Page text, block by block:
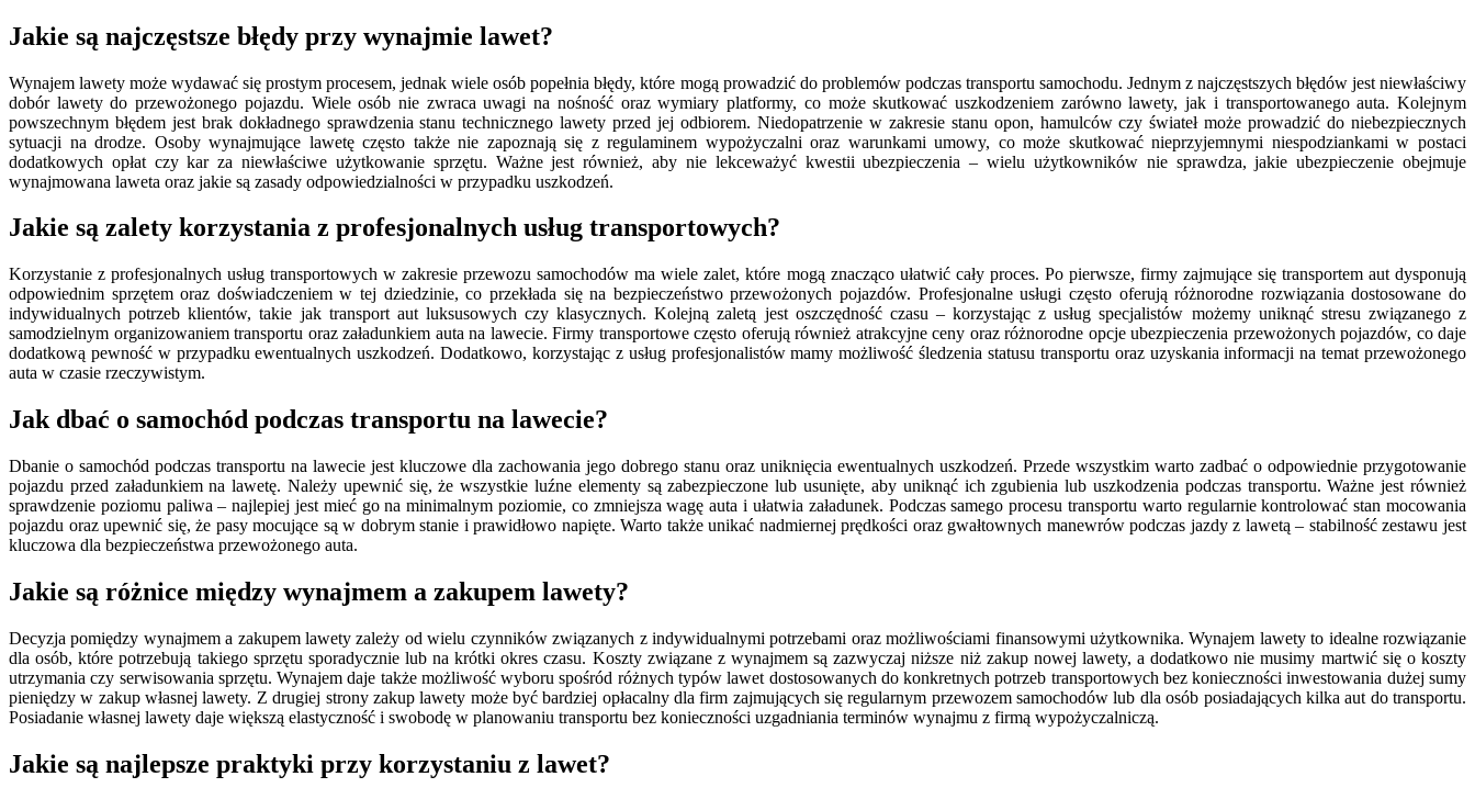
Jakie są najczęstsze błędy przy wynajmie lawet?
Wynajem lawety może wydawać się prostym procesem, jednak wiele osób popełnia błędy, które mogą prowadzić do problemów podczas transportu samochodu. Jednym z najczęstszych błędów jest niewłaściwy
dobór lawety do przewożonego pojazdu. Wiele osób nie zwraca uwagi na nośność oraz wymiary platformy, co może skutkować uszkodzeniem zarówno lawety, jak i transportowanego auta. Kolejnym
powszechnym błędem jest brak dokładnego sprawdzenia stanu technicznego lawety przed jej odbiorem. Niedopatrzenie w zakresie stanu opon, hamulców czy świateł może prowadzić do niebezpiecznych
sytuacji na drodze. Osoby wynajmujące lawetę często także nie zapoznają się z regulaminem wypożyczalni oraz warunkami umowy, co może skutkować nieprzyjemnymi niespodziankami w postaci
dodatkowych opłat czy kar za niewłaściwe użytkowanie sprzętu. Ważne jest również, aby nie lekceważyć kwestii ubezpieczenia – wielu użytkowników nie sprawdza, jakie ubezpieczenie obejmuje
wynajmowana laweta oraz jakie są zasady odpowiedzialności w przypadku uszkodzeń.
Jakie są zalety korzystania z profesjonalnych usług transportowych?
Korzystanie z profesjonalnych usług transportowych w zakresie przewozu samochodów ma wiele zalet, które mogą znacząco ułatwić cały proces. Po pierwsze, firmy zajmujące się transportem aut dysponują
odpowiednim sprzętem oraz doświadczeniem w tej dziedzinie, co przekłada się na bezpieczeństwo przewożonych pojazdów. Profesjonalne usługi często oferują różnorodne rozwiązania dostosowane do
indywidualnych potrzeb klientów, takie jak transport aut luksusowych czy klasycznych. Kolejną zaletą jest oszczędność czasu – korzystając z usług specjalistów możemy uniknąć stresu związanego z
samodzielnym organizowaniem transportu oraz załadunkiem auta na lawecie. Firmy transportowe często oferują również atrakcyjne ceny oraz różnorodne opcje ubezpieczenia przewożonych pojazdów, co daje
dodatkową pewność w przypadku ewentualnych uszkodzeń. Dodatkowo, korzystając z usług profesjonalistów mamy możliwość śledzenia statusu transportu oraz uzyskania informacji na temat przewożonego
auta w czasie rzeczywistym.
Jak dbać o samochód podczas transportu na lawecie?
Dbanie o samochód podczas transportu na lawecie jest kluczowe dla zachowania jego dobrego stanu oraz uniknięcia ewentualnych uszkodzeń. Przede wszystkim warto zadbać o odpowiednie przygotowanie
pojazdu przed załadunkiem na lawetę. Należy upewnić się, że wszystkie luźne elementy są zabezpieczone lub usunięte, aby uniknąć ich zgubienia lub uszkodzenia podczas transportu. Ważne jest również
sprawdzenie poziomu paliwa – najlepiej jest mieć go na minimalnym poziomie, co zmniejsza wagę auta i ułatwia załadunek. Podczas samego procesu transportu warto regularnie kontrolować stan mocowania
pojazdu oraz upewnić się, że pasy mocujące są w dobrym stanie i prawidłowo napięte. Warto także unikać nadmiernej prędkości oraz gwałtownych manewrów podczas jazdy z lawetą – stabilność zestawu jest
kluczowa dla bezpieczeństwa przewożonego auta.
Jakie są różnice między wynajmem a zakupem lawety?
Decyzja pomiędzy wynajmem a zakupem lawety zależy od wielu czynników związanych z indywidualnymi potrzebami oraz możliwościami finansowymi użytkownika. Wynajem lawety to idealne rozwiązanie
dla osób, które potrzebują takiego sprzętu sporadycznie lub na krótki okres czasu. Koszty związane z wynajmem są zazwyczaj niższe niż zakup nowej lawety, a dodatkowo nie musimy martwić się o koszty
utrzymania czy serwisowania sprzętu. Wynajem daje także możliwość wyboru spośród różnych typów lawet dostosowanych do konkretnych potrzeb transportowych bez konieczności inwestowania dużej sumy
pieniędzy w zakup własnej lawety. Z drugiej strony zakup lawety może być bardziej opłacalny dla firm zajmujących się regularnym przewozem samochodów lub dla osób posiadających kilka aut do transportu.
Posiadanie własnej lawety daje większą elastyczność i swobodę w planowaniu transportu bez konieczności uzgadniania terminów wynajmu z firmą wypożyczalniczą.
Jakie są najlepsze praktyki przy korzystaniu z lawet?